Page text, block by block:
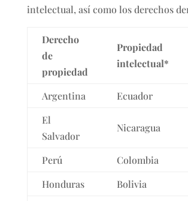
intelectual, así como los derechos
Derecho
de
propiedad
Propiedad
intelectual*
Argentina Ecuador
El
Salvador
Nicaragua
Perú Colombia
Honduras
Bolivia